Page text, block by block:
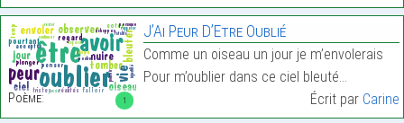
1
Poème:
J’Ai Peur D’Etre Oublié
Comme un oiseau un jour je m’envolerais
Pour m’oublier dans ce ciel bleuté…
Écrit par Carine